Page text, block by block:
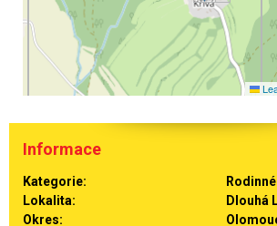
Informace
Kategorie:
Lokalita:
Dlouhá
Okres: